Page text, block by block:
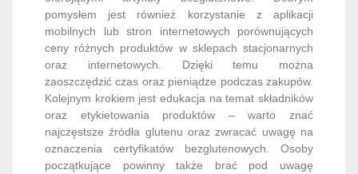
pomysłem jest również korzystanie z aplikacji
mobilnych lub stron internetowych porównujących
ceny różnych produktów w sklepach stacjonarnych
oraz internetowych. Dzięki temu można
zaoszczędzić czas oraz pieniądze podczas zakupów.
Kolejnym krokiem jest edukacja na temat składników
oraz etykietowania produktów – warto znać
najczęstsze źródła glutenu oraz zwracać uwagę na
oznaczenia certyfikatów bezglutenowych. Osoby
początkujące powinny także brać pod uwagę